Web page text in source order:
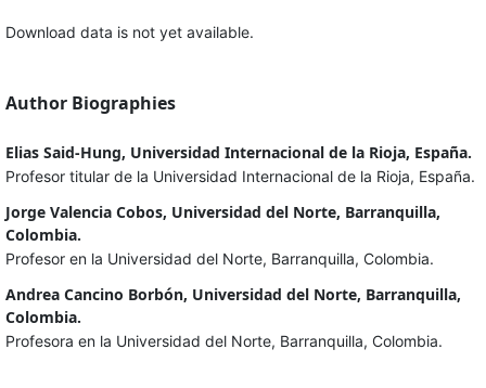
Download data is not yet available.
Author Biographies
Elias Said-Hung, Universidad Internacional de la Rioja, España.
Profesor titular de la Universidad Internacional de la Rioja, España.
Jorge Valencia Cobos, Universidad del Norte, Barranquilla,
Colombia.
Profesor en la Universidad del Norte, Barranquilla, Colombia.
Andrea Cancino Borbón, Universidad del Norte, Barranquilla,
Colombia.
Profesora en la Universidad del Norte, Barranquilla, Colombia.